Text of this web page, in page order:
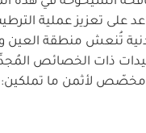
على تعزيز عملية
تُنعش منطقة العين
ذات الخصائص
مخصّص لأثمن ما